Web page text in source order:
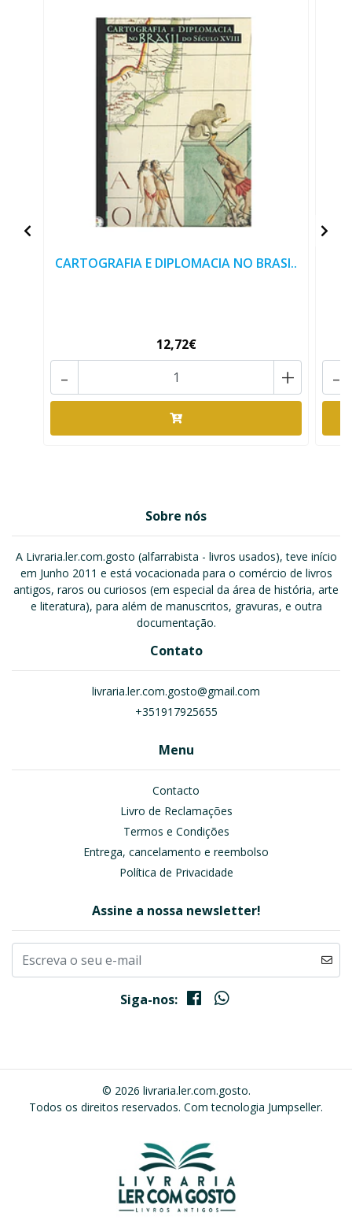
CARTOGRAFIA E DIPLOMACIA NO BRASI..
12,72€
+
- -
Sobre nós
A Livraria.ler.com.gosto (alfarrabista - livros usados), teve início
em Junho 2011 e está vocacionada para o comércio de livros
antigos, raros ou curiosos (em especial da área de história, arte
e literatura), para além de manuscritos, gravuras, e outra
documentação.
Contato
livraria.ler.com.gosto@gmail.com
+351917925655
Menu
Contacto
Livro de Reclamações
Termos e Condições
Entrega, cancelamento e reembolso
Política de Privacidade
Assine a nossa newsletter!
Siga-nos:
© 2026 livraria.ler.com.gosto.
Todos os direitos reservados. Com tecnologia Jumpseller.